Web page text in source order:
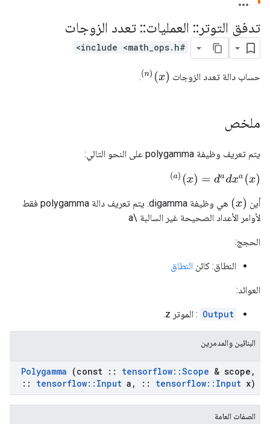
تدفق التوتر :: العمليات:: تعدد الزوجات
#include <math_ops.h>
حساب دالة تعدد الزوجات (n) (x)
.
ملخص
يتم تعريف وظيفة polygamma على النحو التالي:
(a) (x)= dad xa(x)
أين (x)
هي وظيفة digamma. يتم تعريف دالة polygamma فقط
لأوامر الأعداد الصحيحة غير السالبة \a
الحجج:
النطاق: كائن النطاق
العوائد:
Output : الموتر z.
البنائين والمدمرين
Polygamma (const :: tensorflow::Scope & scope ,
::
tensorflow:: Input a , :: tensorflow:: Input x)
الصفات العامة